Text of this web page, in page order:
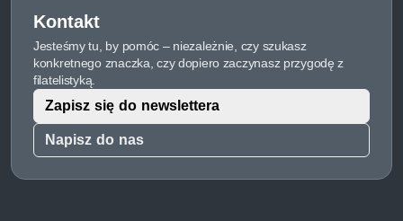
Kontakt
Jesteśmy tu, by pomóc – niezależnie, czy szukasz
konkretnego znaczka, czy dopiero zaczynasz przygodę z
filatelistyką.
Napisz do nas
Zapisz się do newslettera